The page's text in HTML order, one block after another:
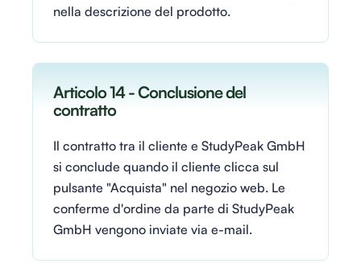
nella descrizione del prodotto.
Articolo 14 - Conclusione del
contratto
Il contratto tra il cliente e StudyPeak GmbH
si conclude quando il cliente clicca sul
pulsante "Acquista" nel negozio web. Le
conferme d'ordine da parte di StudyPeak
GmbH vengono inviate via e-mail.